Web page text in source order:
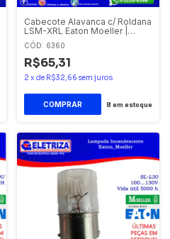
Cabecote Alavanca c/ Roldana
LSM-XRL Eaton Moeller |
Eletriza
CÓD: 6360
R$65,31
2 x de R$32,66 sem juros
8 em estoque